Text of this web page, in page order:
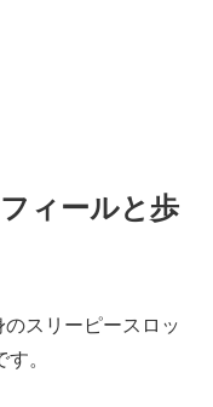
ィールと歩
スリーピースロッ
。